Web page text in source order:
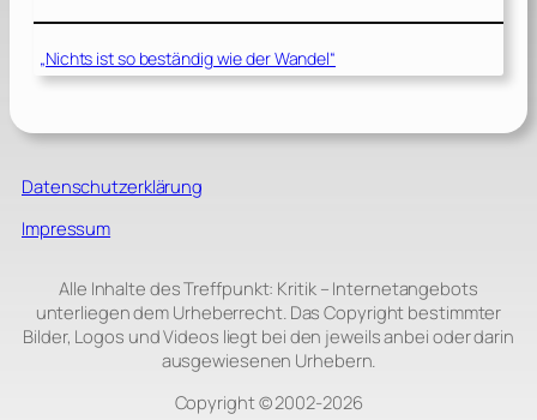
„Nichts ist so beständig wie der Wandel“
Datenschutzerklärung
Impressum
Alle Inhalte des Treffpunkt: Kritik – Internetangebots
unterliegen dem Urheberrecht. Das Copyright bestimmter
Bilder, Logos und Videos liegt bei den jeweils anbei oder darin
ausgewiesenen Urhebern.
Copyright © 2002‑2026